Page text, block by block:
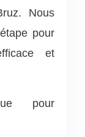
Nous
pour
et
pour